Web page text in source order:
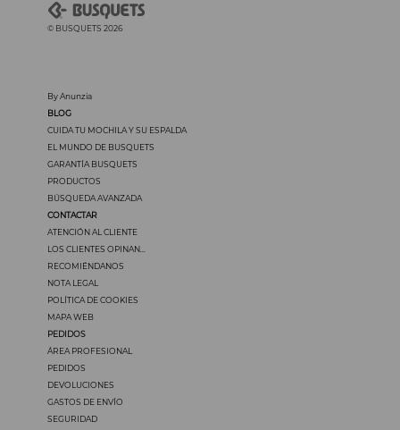
© BUSQUETS 2026
By Anunzia
BLOG
CUIDA TU MOCHILA Y SU ESPALDA
EL MUNDO DE BUSQUETS
GARANTÍA BUSQUETS
PRODUCTOS
BÚSQUEDA AVANZADA
CONTACTAR
ATENCIÓN AL CLIENTE
LOS CLIENTES OPINAN...
RECOMIÉNDANOS
NOTA LEGAL
POLÍTICA DE COOKIES
MAPA WEB
PEDIDOS
ÁREA PROFESIONAL
PEDIDOS
DEVOLUCIONES
GASTOS DE ENVÍO
SEGURIDAD